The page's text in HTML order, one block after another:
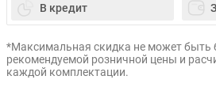
В кредит
*Максимальная скидка не может быть
рекомендуемой розничной цены и
каждой комплектации.